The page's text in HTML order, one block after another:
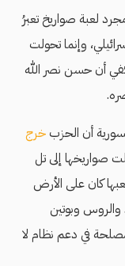
لعبة صواريخ تعبرُ
وإنما تحولت
أن حسن نصر الله
أن الحزب خرج
صواريخها إلى تل
كان على الأرض
والروس وبوتين
في دعم نظام لا